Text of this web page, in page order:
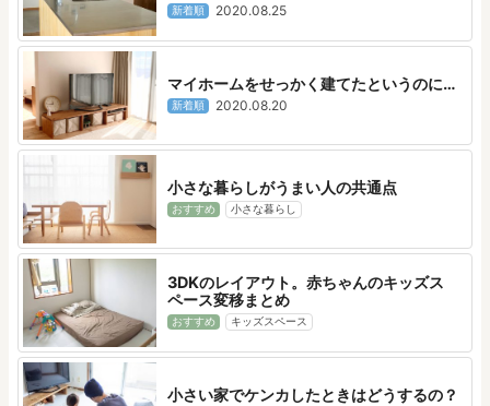
新着順 2020.08.25
マイホームをせっかく建てたというのに…
新着順 2020.08.20
小さな暮らしがうまい人の共通点
おすすめ 小さな暮らし
3DKのレイアウト。赤ちゃんのキッズス
ペース変移まとめ
おすすめ キッズスペース
小さい家でケンカしたときはどうするの？